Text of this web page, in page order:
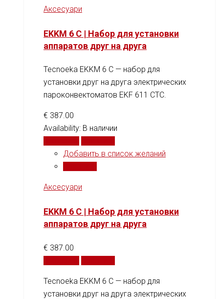
Аксесуари
EKKM 6 C | Набор для установки
аппаратов друг на друга
Tecnoeka EKKM 6 C — набор для
установки друг на друга электрических
пароконвектоматов EKF 611 CTC.
€ 387.00
Availability: В наличии
Добавить в список желаний
Аксесуари
EKKM 6 C | Набор для установки
аппаратов друг на друга
€ 387.00
Tecnoeka EKKM 6 C — набор для
установки друг на друга электрических